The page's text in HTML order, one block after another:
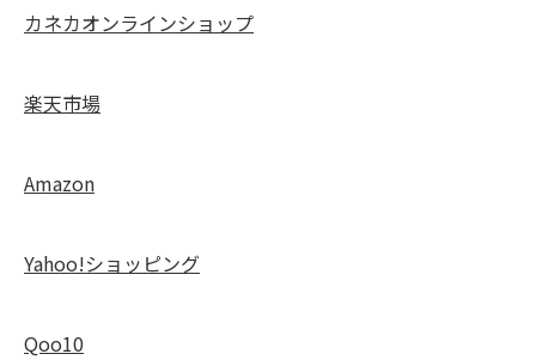
カネカオンラインショップ
楽天市場
Amazon
Yahoo!ショッピング
Qoo10